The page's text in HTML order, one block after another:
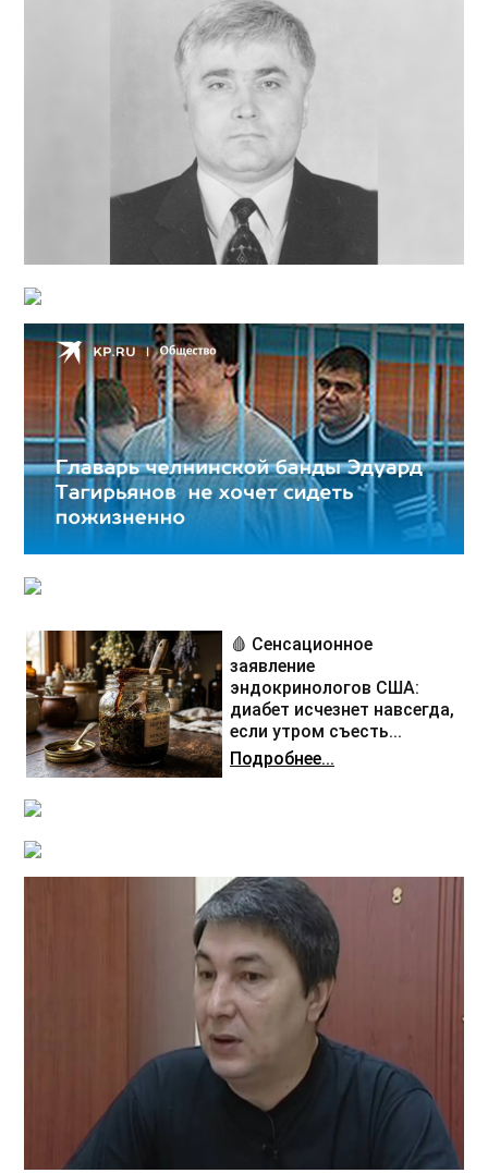
🩸 Сенсационное
заявление
эндокринологов США:
диабет исчезнет навсегда,
если утром съесть...
Подробнее...